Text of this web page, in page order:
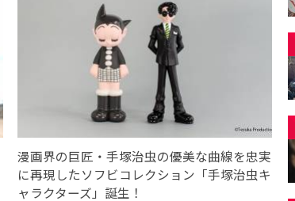
漫画界の巨匠・手塚治虫の優美な曲線を忠実
に再現したソフビコレクション「手塚治虫キ
ャラクターズ」誕生！